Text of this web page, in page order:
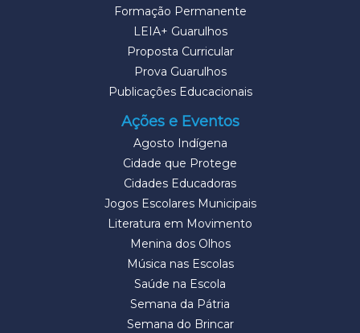
Formação Permanente
LEIA+ Guarulhos
Proposta Curricular
Prova Guarulhos
Publicações Educacionais
Ações e Eventos
Agosto Indígena
Cidade que Protege
Cidades Educadoras
Jogos Escolares Municipais
Literatura em Movimento
Menina dos Olhos
Música nas Escolas
Saúde na Escola
Semana da Pátria
Semana do Brincar